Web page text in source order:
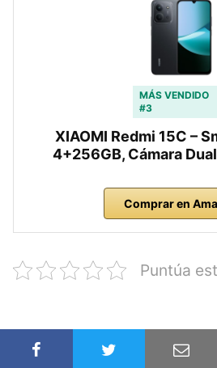
MÁS VENDIDO
#3
XIAOMI Redmi 15C –
4+256GB, Cámara
Comprar en
Puntúa